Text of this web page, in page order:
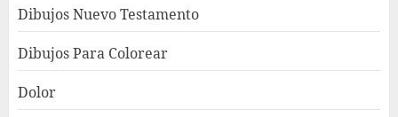
Dibujos Nuevo Testamento
Dibujos Para Colorear
Dolor